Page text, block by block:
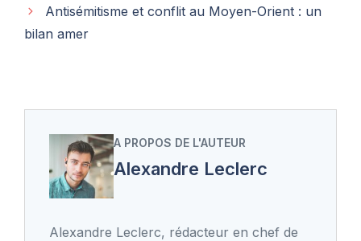
Antisémitisme et conflit au Moyen-Orient : un
bilan amer
A PROPOS DE L'AUTEUR
Alexandre Leclerc
Alexandre Leclerc, rédacteur en chef de